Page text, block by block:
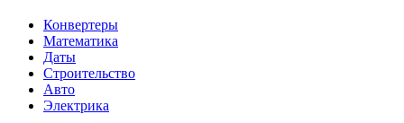
Конвертеры
Математика
Даты
Строительство
Авто
Электрика